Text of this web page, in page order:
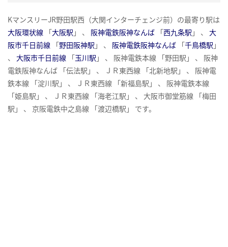
KマンスリーJR野田駅西（大関インターチェンジ前）の最寄り駅は
大阪環状線 「大阪駅 」 、 阪神電鉄阪神なんば 「西九条駅 」 、 大
阪市千日前線 「野田阪神駅 」 、 阪神電鉄阪神なんば 「千鳥橋駅 」
、 大阪市千日前線 「玉川駅 」 、 阪神電鉄本線 「野田駅」 、 阪神
電鉄阪神なんば 「伝法駅」 、 ＪＲ東西線 「北新地駅」 、 阪神電
鉄本線 「淀川駅」 、 ＪＲ東西線 「新福島駅」 、 阪神電鉄本線
「姫島駅」 、 ＪＲ東西線 「海老江駅」 、 大阪市御堂筋線 「梅田
駅」 、 京阪電鉄中之島線 「渡辺橋駅」 です。